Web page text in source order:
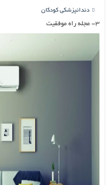
دندانپزشکی کودکان
۳- مجله راه موفقیت